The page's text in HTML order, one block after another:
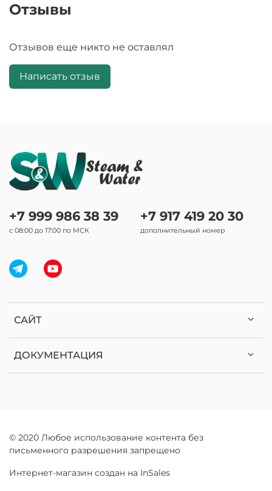
Отзывы
Отзывов еще никто не оставлял
Написать отзыв
САЙТ
ДОКУМЕНТАЦИЯ
+7 999 986 38 39
с 08:00 до 17:00 по МСК
+7 917 419 20 30
дополнительный номер
© 2020 Любое использование контента без
письменного разрешения запрещено
Интернет-магазин создан на InSales